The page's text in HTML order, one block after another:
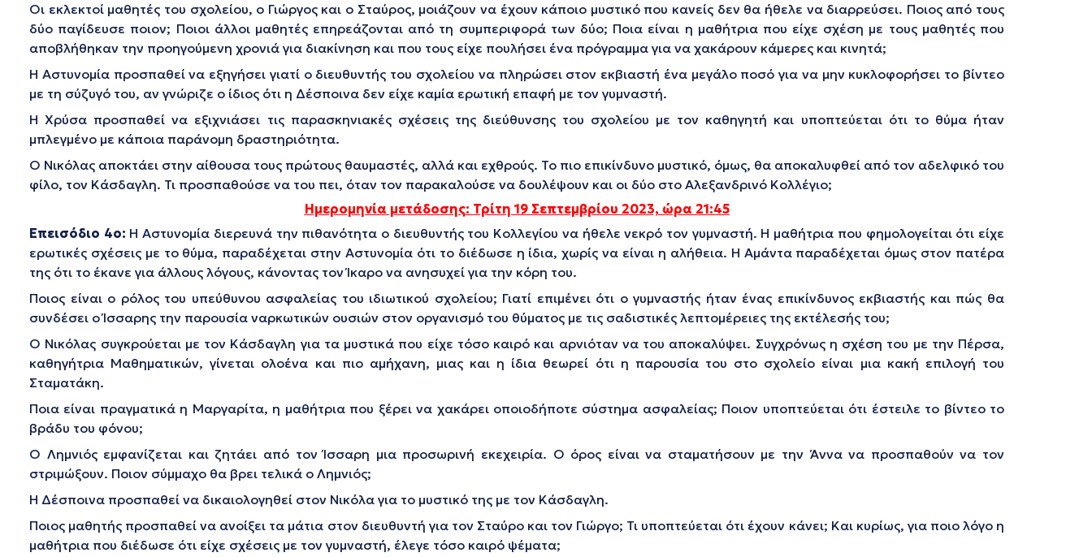
Οι εκλεκτοί μαθητές του σχολείου, ο Γιώργος και ο Σταύρος, μοιάζουν να έχουν κάποιο μυστικό που κανείς δεν θα ήθελε να διαρρεύσει. Ποιος από τους
δύο παγίδευσε ποιον; Ποιοι άλλοι μαθητές επηρεάζονται από τη συμπεριφορά των δύο; Ποια είναι η μαθήτρια που είχε σχέση με τους μαθητές που
αποβλήθηκαν την προηγούμενη χρονιά για διακίνηση και που τους είχε πουλήσει ένα πρόγραμμα για να χακάρουν κάμερες και κινητά;
Η Αστυνομία προσπαθεί να εξηγήσει γιατί ο διευθυντής του σχολείου να πληρώσει στον εκβιαστή ένα μεγάλο ποσό για να μην κυκλοφορήσει το βίντεο
με τη σύζυγό του, αν γνώριζε ο ίδιος ότι η Δέσποινα δεν είχε καμία ερωτική επαφή με τον γυμναστή.
Η Χρύσα προσπαθεί να εξιχνιάσει τις παρασκηνιακές σχέσεις της διεύθυνσης του σχολείου με τον καθηγητή και υποπτεύεται ότι το θύμα ήταν
μπλεγμένο με κάποια παράνομη δραστηριότητα.
Ο Νικόλας αποκτάει στην αίθουσα τους πρώτους θαυμαστές, αλλά και εχθρούς. Το πιο επικίνδυνο μυστικό, όμως, θα αποκαλυφθεί από τον αδελφικό του
φίλο, τον Κάσδαγλη. Τι προσπαθούσε να του πει, όταν τον παρακαλούσε να δουλέψουν και οι δύο στο Αλεξανδρινό Κολλέγιο;
Ημερομηνία μετάδοσης: Τρίτη 19 Σεπτεμβρίου 2023, ώρα 21:45
Επεισόδιο 4ο: Η Αστυνομία διερευνά την πιθανότητα ο διευθυντής του Κολλεγίου να ήθελε νεκρό τον γυμναστή. Η μαθήτρια που φημολογείται ότι είχε
ερωτικές σχέσεις με το θύμα, παραδέχεται στην Αστυνομία ότι το διέδωσε η ίδια, χωρίς να είναι η αλήθεια. Η Αμάντα παραδέχεται όμως στον πατέρα
της ότι το έκανε για άλλους λόγους, κάνοντας τον Ίκαρο να ανησυχεί για την κόρη του.
Ποιος είναι ο ρόλος του υπεύθυνου ασφαλείας του ιδιωτικού σχολείου; Γιατί επιμένει ότι ο γυμναστής ήταν ένας επικίνδυνος εκβιαστής και πώς θα
συνδέσει ο Ίσσαρης την παρουσία ναρκωτικών ουσιών στον οργανισμό του θύματος με τις σαδιστικές λεπτομέρειες της εκτέλεσής του;
Ο Νικόλας συγκρούεται με τον Κάσδαγλη για τα μυστικά που είχε τόσο καιρό και αρνιόταν να του αποκαλύψει. Συγχρόνως η σχέση του με την Πέρσα,
καθηγήτρια Μαθηματικών, γίνεται ολοένα και πιο αμήχανη, μιας και η ίδια θεωρεί ότι η παρουσία του στο σχολείο είναι μια κακή επιλογή του
Σταματάκη.
Ποια είναι πραγματικά η Μαργαρίτα, η μαθήτρια που ξέρει να χακάρει οποιοδήποτε σύστημα ασφαλείας; Ποιον υποπτεύεται ότι έστειλε το βίντεο το
βράδυ του φόνου;
Ο Λημνιός εμφανίζεται και ζητάει από τον Ίσσαρη μια προσωρινή εκεχειρία. Ο όρος είναι να σταματήσουν με την Άννα να προσπαθούν να τον
στριμώξουν. Ποιον σύμμαχο θα βρει τελικά ο Λημνιός;
Η Δέσποινα προσπαθεί να δικαιολογηθεί στον Νικόλα για το μυστικό της με τον Κάσδαγλη.
Ποιος μαθητής προσπαθεί να ανοίξει τα μάτια στον διευθυντή για τον Σταύρο και τον Γιώργο; Τι υποπτεύεται ότι έχουν κάνει; Και κυρίως, για ποιο λόγο η
μαθήτρια που διέδωσε ότι είχε σχέσεις με τον γυμναστή, έλεγε τόσο καιρό ψέματα;